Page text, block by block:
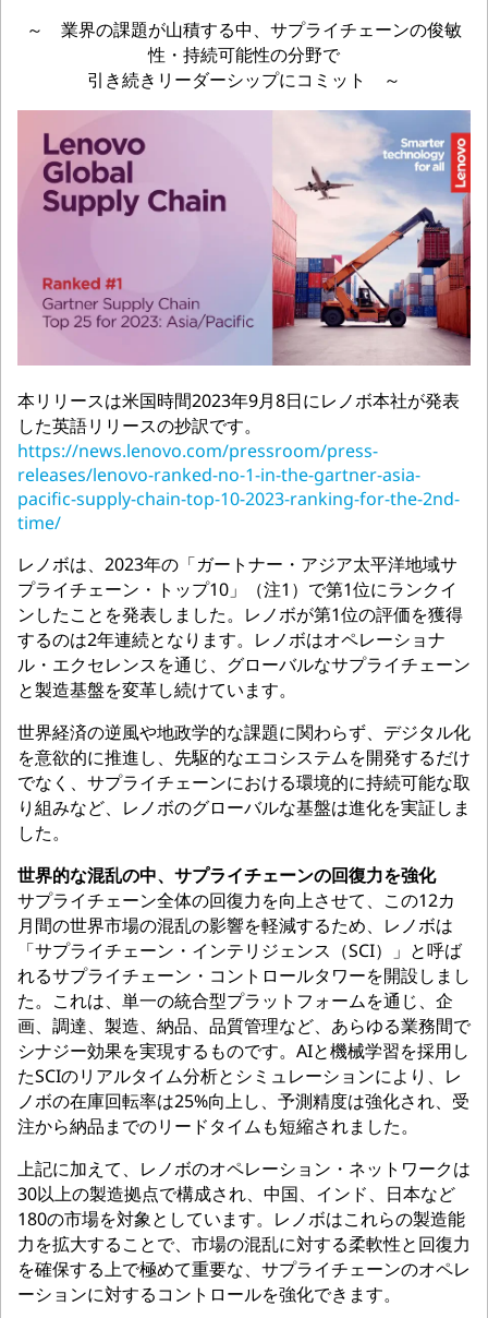
～ 業界の課題が山積する中、サプライチェーンの俊敏
性・持続可能性の分野で
引き続きリーダーシップにコミット ～
本リリースは米国時間2023年9月8日にレノボ本社が発表
した英語リリースの抄訳です。
https://news.lenovo.com/pressroom/press-
releases/lenovo-ranked-no-1-in-the-gartner-asia-
pacific-supply-chain-top-10-2023-ranking-for-the-2nd-
time/
レノボは、2023年の「ガートナー・アジア太平洋地域サ
プライチェーン・トップ10」（注1）で第1位にランクイ
ンしたことを発表しました。レノボが第1位の評価を獲得
するのは2年連続となります。レノボはオペレーショナ
ル・エクセレンスを通じ、グローバルなサプライチェーン
と製造基盤を変革し続けています。
世界経済の逆風や地政学的な課題に関わらず、デジタル化
を意欲的に推進し、先駆的なエコシステムを開発するだけ
でなく、サプライチェーンにおける環境的に持続可能な取
り組みなど、レノボのグローバルな基盤は進化を実証しま
した。
世界的な混乱の中、サプライチェーンの回復力を強化
サプライチェーン全体の回復力を向上させて、この12カ
月間の世界市場の混乱の影響を軽減するため、レノボは
「サプライチェーン・インテリジェンス（SCI）」と呼ば
れるサプライチェーン・コントロールタワーを開設しまし
た。これは、単一の統合型プラットフォームを通じ、企
画、調達、製造、納品、品質管理など、あらゆる業務間で
シナジー効果を実現するものです。AIと機械学習を採用し
たSCIのリアルタイム分析とシミュレーションにより、レ
ノボの在庫回転率は25%向上し、予測精度は強化され、受
注から納品までのリードタイムも短縮されました。
上記に加えて、レノボのオペレーション・ネットワークは
30以上の製造拠点で構成され、中国、インド、日本など
180の市場を対象としています。レノボはこれらの製造能
力を拡大することで、市場の混乱に対する柔軟性と回復力
を確保する上で極めて重要な、サプライチェーンのオペレ
ーションに対するコントロールを強化できます。